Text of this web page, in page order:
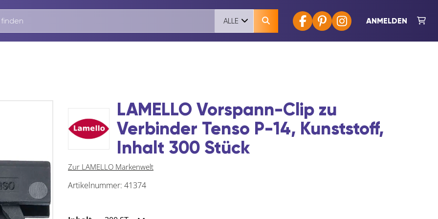
ANMELDEN
ALLE
LAMELLO Vorspann-Clip zu
Verbinder Tenso P-14, Kunststoff,
Inhalt 300 Stück
Zur LAMELLO Markenwelt
Artikelnummer: 41374